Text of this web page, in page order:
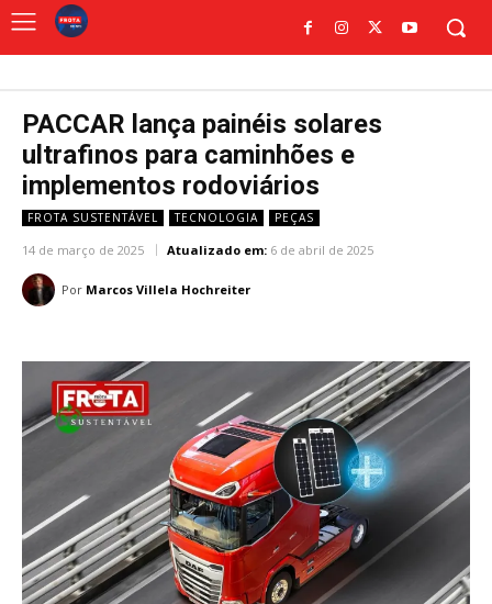
PACCAR lança painéis solares
ultrafinos para caminhões e
implementos rodoviários
FROTA SUSTENTÁVEL TECNOLOGIA PEÇAS
14 de março de 2025 Atualizado em: 6 de abril de 2025
Por Marcos Villela Hochreiter